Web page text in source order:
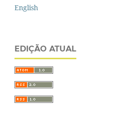
English
EDIÇÃO ATUAL